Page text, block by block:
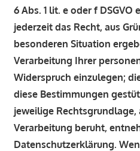
6 Abs. 1 lit. e oder f DSGVO
jederzeit das Recht, aus
besonderen Situation
Verarbeitung Ihrer
Widerspruch einzulegen;
diese Bestimmungen
jeweilige Rechtsgrundlage,
Verarbeitung beruht,
Datenschutzerklärung.